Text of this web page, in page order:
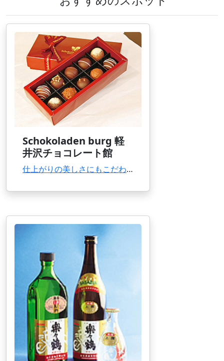
Schokoladen burg 軽
井沢チョコレート館
仕上がりの美しさにもこだわったハイセンスなチョコレート専門店。工房の様子も見学できる。生チ...